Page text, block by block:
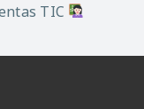
TIC